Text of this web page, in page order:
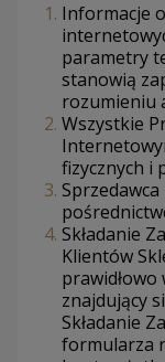
Informacje
parametry
stanowią
rozumieniu
Wszystkie
fizycznych i
Składanie
Klientów
prawidłowo
znajdujący
Składanie
formularza